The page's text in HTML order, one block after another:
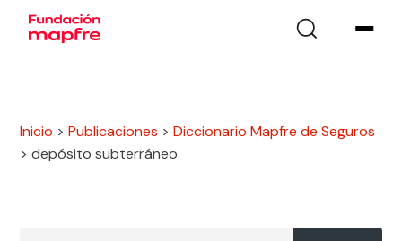
Inicio >Publicaciones >Diccionario Mapfre de Seguros
>depósito subterráneo